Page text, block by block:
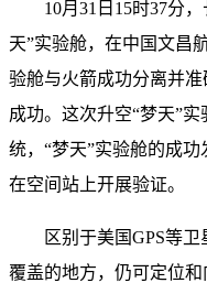
10月31日15时37分
天”实验舱，在中国文昌
验舱与火箭成功分离并
成功。这次升空“梦天”
统，“梦天”实验舱的成
在空间站上开展验证。
区别于美国GPS等
覆盖的地方，仍可定位